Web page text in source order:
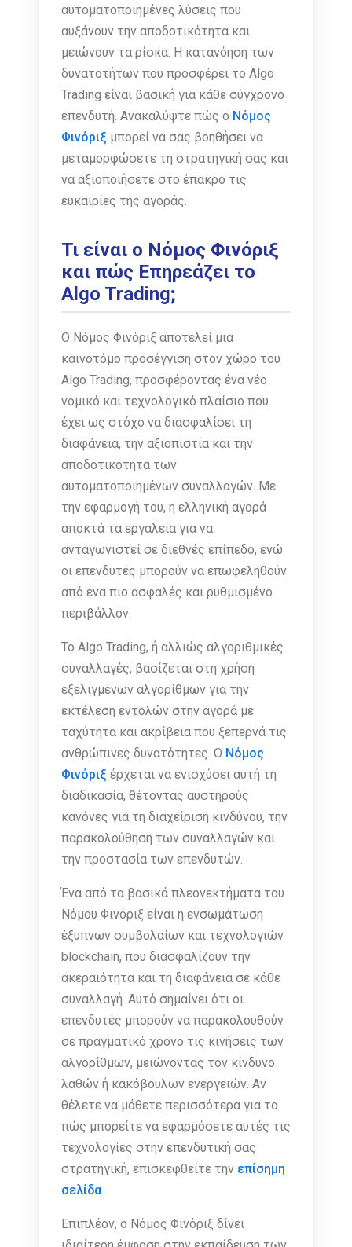
αυτοματοποιημένες λύσεις που
αυξάνουν την αποδοτικότητα και
μειώνουν τα ρίσκα. Η κατανόηση των
δυνατοτήτων που προσφέρει το Algo
Trading είναι βασική για κάθε σύγχρονο
επενδυτή. Ανακαλύψτε πώς ο Νόμος
Φινόριξ μπορεί να σας βοηθήσει να
μεταμορφώσετε τη στρατηγική σας και
να αξιοποιήσετε στο έπακρο τις
ευκαιρίες της αγοράς.
Τι είναι ο Νόμος Φινόριξ
και πώς Επηρεάζει το
Algo Trading;
Ο Νόμος Φινόριξ αποτελεί μια
καινοτόμο προσέγγιση στον χώρο του
Algo Trading, προσφέροντας ένα νέο
νομικό και τεχνολογικό πλαίσιο που
έχει ως στόχο να διασφαλίσει τη
διαφάνεια, την αξιοπιστία και την
αποδοτικότητα των
αυτοματοποιημένων συναλλαγών. Με
την εφαρμογή του, η ελληνική αγορά
αποκτά τα εργαλεία για να
ανταγωνιστεί σε διεθνές επίπεδο, ενώ
οι επενδυτές μπορούν να επωφεληθούν
από ένα πιο ασφαλές και ρυθμισμένο
περιβάλλον.
Το Algo Trading, ή αλλιώς αλγοριθμικές
συναλλαγές, βασίζεται στη χρήση
εξελιγμένων αλγορίθμων για την
εκτέλεση εντολών στην αγορά με
ταχύτητα και ακρίβεια που ξεπερνά τις
ανθρώπινες δυνατότητες. Ο Νόμος
Φινόριξ έρχεται να ενισχύσει αυτή τη
διαδικασία, θέτοντας αυστηρούς
κανόνες για τη διαχείριση κινδύνου, την
παρακολούθηση των συναλλαγών και
την προστασία των επενδυτών.
Ένα από τα βασικά πλεονεκτήματα του
Νόμου Φινόριξ είναι η ενσωμάτωση
έξυπνων συμβολαίων και τεχνολογιών
blockchain, που διασφαλίζουν την
ακεραιότητα και τη διαφάνεια σε κάθε
συναλλαγή. Αυτό σημαίνει ότι οι
επενδυτές μπορούν να παρακολουθούν
σε πραγματικό χρόνο τις κινήσεις των
αλγορίθμων, μειώνοντας τον κίνδυνο
λαθών ή κακόβουλων ενεργειών. Αν
θέλετε να μάθετε περισσότερα για το
πώς μπορείτε να εφαρμόσετε αυτές τις
τεχνολογίες στην επενδυτική σας
στρατηγική, επισκεφθείτε την επίσημη
σελίδα.
Επιπλέον, ο Νόμος Φινόριξ δίνει